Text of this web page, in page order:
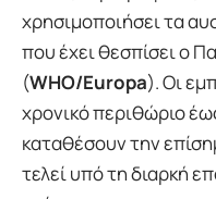
χρησιμοποιήσει τα
που έχει θεσπίσει ο
(WHO/Europa). Οι
χρονικό περιθώριο
καταθέσουν την
τελεί υπό τη διαρκή